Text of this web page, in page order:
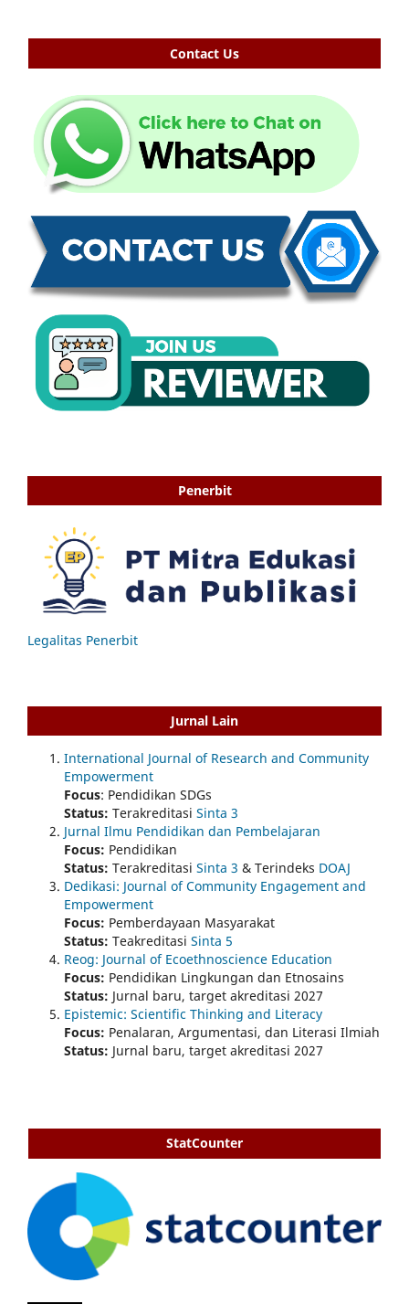
Contact Us
Penerbit
Legalitas Penerbit
Jurnal Lain
International Journal of Research and Community
Empowerment
Focus: Pendidikan SDGs
Status: Terakreditasi Sinta 3
Jurnal Ilmu Pendidikan dan Pembelajaran
Focus: Pendidikan
Status: Terakreditasi Sinta 3 & Terindeks DOAJ
Dedikasi: Journal of Community Engagement and
Empowerment
Focus: Pemberdayaan Masyarakat
Status: Teakreditasi Sinta 5
Reog: Journal of Ecoethnoscience Education
Focus: Pendidikan Lingkungan dan Etnosains
Status: Jurnal baru, target akreditasi 2027
Epistemic: Scientific Thinking and Literacy
Focus: Penalaran, Argumentasi, dan Literasi Ilmiah
Status: Jurnal baru, target akreditasi 2027
StatCounter